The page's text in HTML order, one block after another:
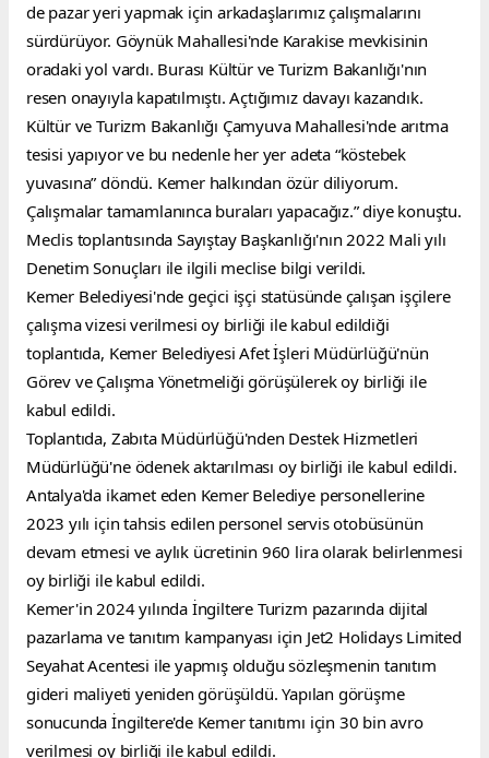
de pazar yeri yapmak için arkadaşlarımız çalışmalarını
sürdürüyor. Göynük Mahallesi'nde Karakise mevkisinin
oradaki yol vardı. Burası Kültür ve Turizm Bakanlığı'nın
resen onayıyla kapatılmıştı. Açtığımız davayı kazandık.
Kültür ve Turizm Bakanlığı Çamyuva Mahallesi'nde arıtma
tesisi yapıyor ve bu nedenle her yer adeta “köstebek
yuvasına” döndü. Kemer halkından özür diliyorum.
Çalışmalar tamamlanınca buraları yapacağız.” diye konuştu.
Meclis toplantısında Sayıştay Başkanlığı'nın 2022 Mali yılı
Denetim Sonuçları ile ilgili meclise bilgi verildi.
Kemer Belediyesi'nde geçici işçi statüsünde çalışan işçilere
çalışma vizesi verilmesi oy birliği ile kabul edildiği
toplantıda, Kemer Belediyesi Afet İşleri Müdürlüğü'nün
Görev ve Çalışma Yönetmeliği görüşülerek oy birliği ile
kabul edildi.
Toplantıda, Zabıta Müdürlüğü'nden Destek Hizmetleri
Müdürlüğü'ne ödenek aktarılması oy birliği ile kabul edildi.
Antalya'da ikamet eden Kemer Belediye personellerine
2023 yılı için tahsis edilen personel servis otobüsünün
devam etmesi ve aylık ücretinin 960 lira olarak belirlenmesi
oy birliği ile kabul edildi.
Kemer'in 2024 yılında İngiltere Turizm pazarında dijital
pazarlama ve tanıtım kampanyası için Jet2 Holidays Limited
Seyahat Acentesi ile yapmış olduğu sözleşmenin tanıtım
gideri maliyeti yeniden görüşüldü. Yapılan görüşme
sonucunda İngiltere'de Kemer tanıtımı için 30 bin avro
verilmesi oy birliği ile kabul edildi.